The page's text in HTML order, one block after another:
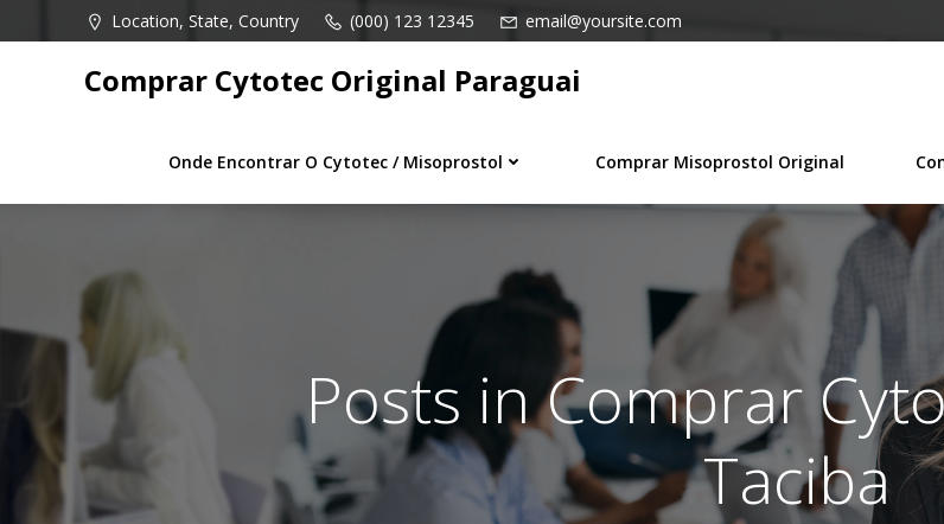
para
Location, State, Country (000) 123 12345 email@yoursite.com
Comprar Cytotec Original Paraguai
Onde Encontrar O Cytotec / Misoprostol Comprar Misoprostol Original
Posts in Comprar
Taciba